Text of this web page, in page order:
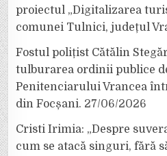
proiectul „Digitalizarea
comunei Tulnici, județul
Fostul polițist Cătălin
tulburarea ordinii publice
Penitenciarului Vrancea
din Focșani. 27/06/2026
Cristi Irimia: „Despre
cum se atacă singuri, fără